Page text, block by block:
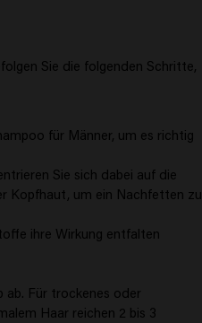
Sie die folgenden Schritte,
für Männer, um es richtig
Sie sich dabei auf die
Kopfhaut, um ein Nachfetten zu
ihre Wirkung entfalten
ab. Für trockenes oder
Haar reichen 2 bis 3